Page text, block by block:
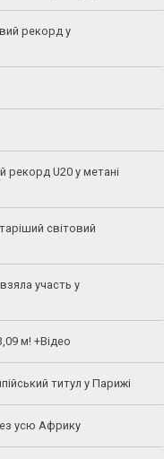
рекорд у
рекорд U20 у метані
світовий
участь у
м! +Відео
титул у Парижі
усю Африку